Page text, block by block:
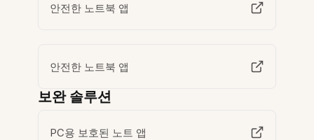
안전한 노트북 앱
안전한 노트북 앱
보완 솔루션
PC용 보호된 노트 앱